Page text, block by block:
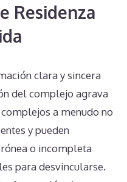
Residenza
clara y sincera
del complejo agrava
a menudo no
y pueden
o incompleta
para desvincularse.